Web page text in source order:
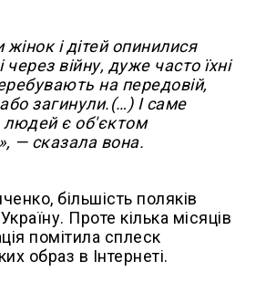
жінок і дітей опинилися
війну, дуже часто їхні
на передовій,
загинули.(…) І саме
людей є об'єктом
— сказала вона.
більшість поляків
Проте кілька місяців
помітила сплеск
образ в Інтернеті.